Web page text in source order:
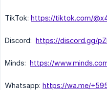
TikTok: https://tiktok.com/
Discord: https://discord.gg/
Minds: https://
Whatsapp: https://wa.me/